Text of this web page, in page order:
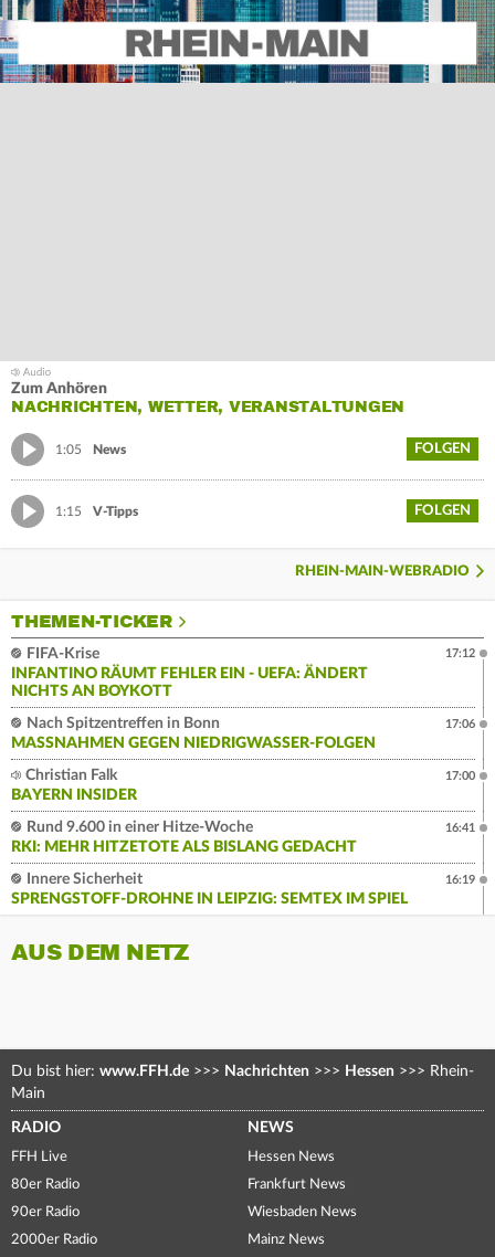
Zum Anhören
NACHRICHTEN, WETTER, VERANSTALTUNGEN
1:05 News FOLGEN
1:15 V-Tipps FOLGEN
RHEIN-MAIN-WEBRADIO
THEMEN-TICKER
FIFA-Krise
INFANTINO RÄUMT FEHLER EIN - UEFA: ÄNDERT
NICHTS AN BOYKOTT
17:12
Nach Spitzentreffen in Bonn
MASSNAHMEN GEGEN NIEDRIGWASSER-FOLGEN
17:06
Christian Falk
BAYERN INSIDER
17:00
Rund 9.600 in einer Hitze-Woche
RKI: MEHR HITZETOTE ALS BISLANG GEDACHT
16:41
Innere Sicherheit
SPRENGSTOFF-DROHNE IN LEIPZIG: SEMTEX IM SPIEL
16:19
AUS DEM NETZ
Du bist hier: www.FFH.de >>> Nachrichten >>> Hessen >>> Rhein-
Main
RADIO
FFH Live
80er Radio
90er Radio
2000er Radio
NEWS
Hessen News
Frankfurt News
Wiesbaden News
Mainz News